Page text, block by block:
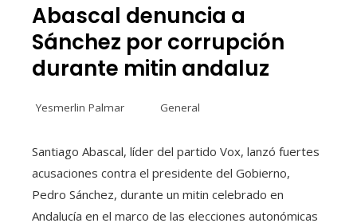
Abascal denuncia a
Sánchez por corrupción
durante mitin andaluz
Yesmerlin Palmar General
Santiago Abascal, líder del partido Vox, lanzó fuertes
acusaciones contra el presidente del Gobierno,
Pedro Sánchez, durante un mitin celebrado en
Andalucía en el marco de las elecciones autonómicas